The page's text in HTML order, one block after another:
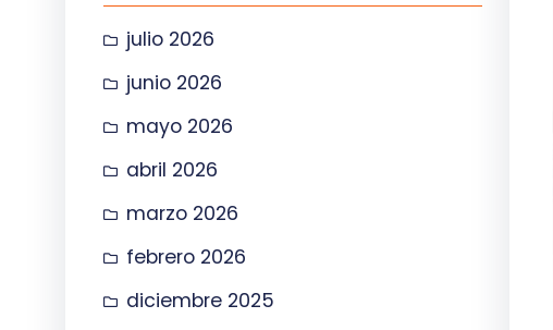
julio 2026
junio 2026
mayo 2026
abril 2026
marzo 2026
febrero 2026
diciembre 2025